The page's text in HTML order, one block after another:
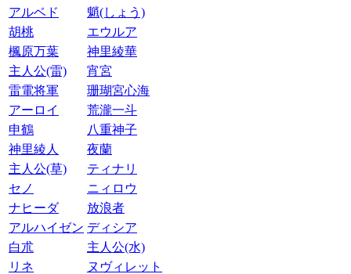
アルベド
魈(しょう)
胡桃
エウルア
楓原万葉
神里綾華
主人公(雷)
宵宮
雷電将軍
珊瑚宮心海
アーロイ
荒瀧一斗
申鶴
八重神子
神里綾人
夜蘭
主人公(草)
ティナリ
セノ
ニィロウ
ナヒーダ
放浪者
アルハイゼン ディシア
白朮
主人公(水)
リネ
ヌヴィレット